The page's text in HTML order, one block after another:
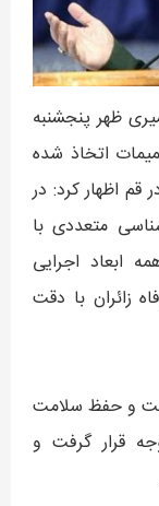
ظهر پنجشنبه
اتخاذ شده
قم اظهار کرد: در
متعددی با
ابعاد اجرایی
زائران با دقت
و حفظ سلامت
قرار گرفت و